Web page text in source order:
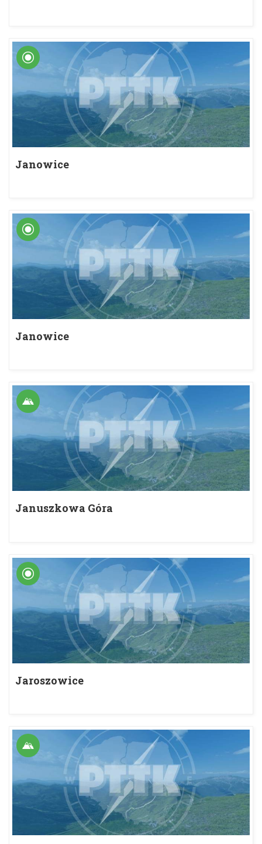
Janowice
Janowice
Januszkowa Góra
Jaroszowice